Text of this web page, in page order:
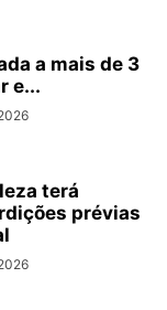
a mais de 3
e...
terá
prévias